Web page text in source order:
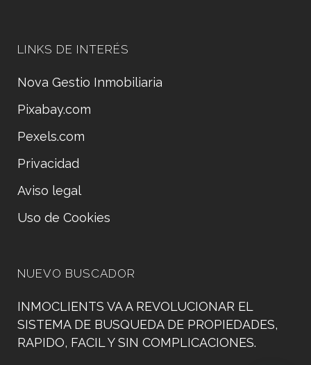
LINKS DE INTERÉS
Nova Gestio Inmobiliaria
Pixabay.com
Pexels.com
Privacidad
Aviso legal
Uso de Cookies
NUEVO BUSCADOR
INMOCLIENTS VA A REVOLUCIONAR EL
SISTEMA DE BUSQUEDA DE PROPIEDADES,
RAPIDO, FACIL Y SIN COMPLICACIONES.